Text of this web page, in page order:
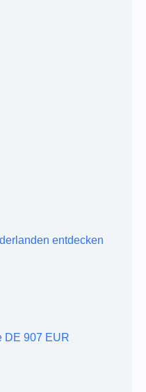
entdecken
DE 907 EUR